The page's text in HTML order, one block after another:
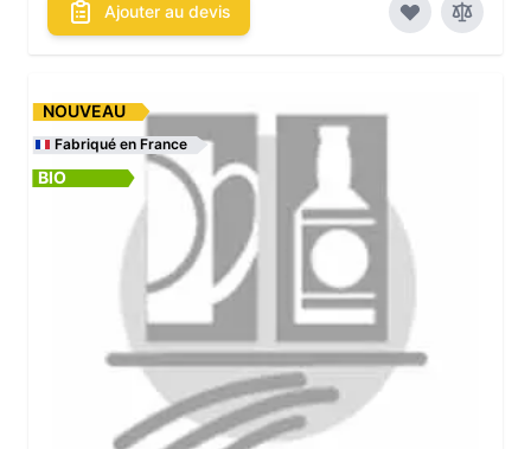
Ajouter au devis
NOUVEAU
Fabriqué en France
BIO
Les conditionnements disponibles :